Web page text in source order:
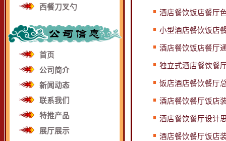
西餐刀叉勺
首页
公司简介
新闻动态
联系我们
特推产品
展厅展示
酒店餐饮饭店餐厅
小型酒店餐饮饭店
酒店餐饮饭店餐厅
独立式酒店餐饮餐
饭店酒店餐饮餐厅
酒店餐饮餐厅饭店
酒店餐饮餐厅设计
酒店餐饮餐厅饭店